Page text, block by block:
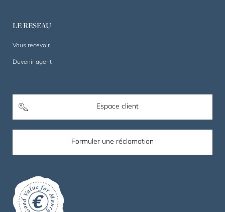
LE RESEAU
Vous recevoir
Devenir agent
Espace client
Formuler une réclamation